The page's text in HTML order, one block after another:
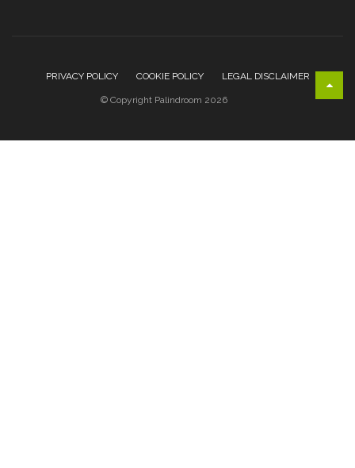
PRIVACY POLICY COOKIE POLICY LEGAL DISCLAIMER
© Copyright Palindroom 2026